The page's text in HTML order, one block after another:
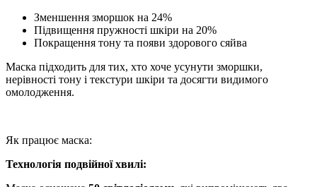
Зменшення зморшок на 24%
Підвищення пружності шкіри на 20%
Покращення тону та появи здорового сяйва
Маска підходить для тих, хто хоче усунути зморшки,
нерівності тону і текстури шкіри та досягти видимого
омолодження.
Як працює маска:
Технологія подвійної хвилі: